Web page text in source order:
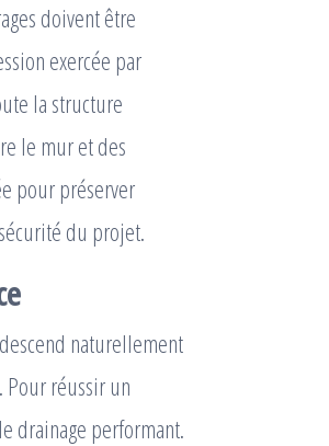
doivent être
exercée par
la structure
le mur et des
pour préserver
du projet.
naturellement
Pour réussir un
drainage performant.